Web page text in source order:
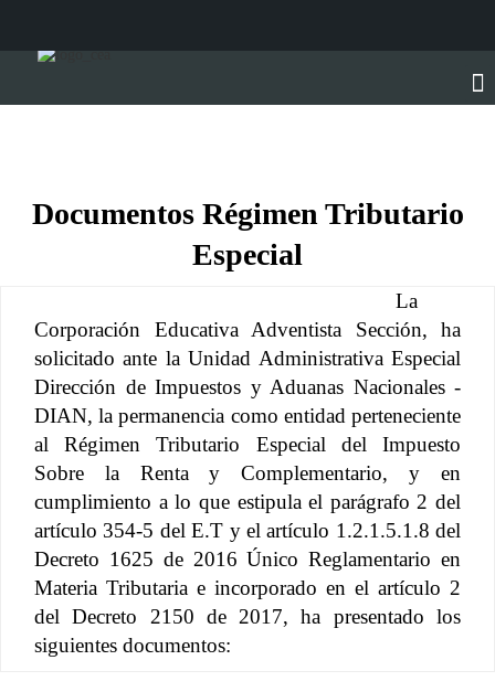
Documentos Régimen Tributario
Especial
La
Corporación Educativa Adventista Sección, ha
solicitado ante la Unidad Administrativa Especial
Dirección de Impuestos y Aduanas Nacionales -
DIAN, la permanencia como entidad perteneciente
al Régimen Tributario Especial del Impuesto
Sobre la Renta y Complementario, y en
cumplimiento a lo que estipula el parágrafo 2 del
artículo 354-5 del E.T y el artículo 1.2.1.5.1.8 del
Decreto 1625 de 2016 Único Reglamentario en
Materia Tributaria e incorporado en el artículo 2
del Decreto 2150 de 2017, ha presentado los
siguientes documentos: